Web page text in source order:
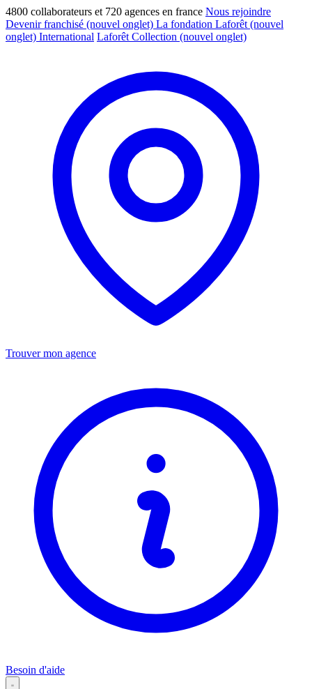
4800 collaborateurs et 720 agences en france Nous rejoindre
Devenir franchisé (nouvel onglet) La fondation Laforêt (nouvel
onglet) International Laforêt Collection (nouvel onglet)
Trouver mon agence
Besoin d'aide